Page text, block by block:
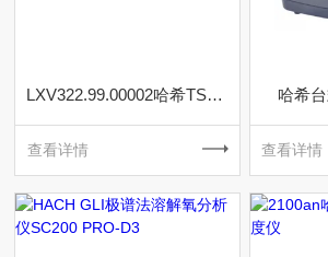
LXV322.99.00002哈希TSS Portable便携式浊度仪
查看详情
哈希
查看详情